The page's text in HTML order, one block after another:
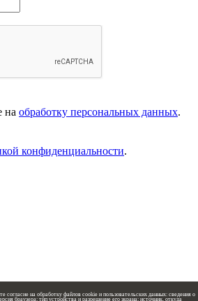
на обработку персональных данных.
конфиденциальности.
согласие на обработку файлов cookie и пользовательских данных: сведения о
браузера; тип устройства и разрешение его экрана; источник, откуда